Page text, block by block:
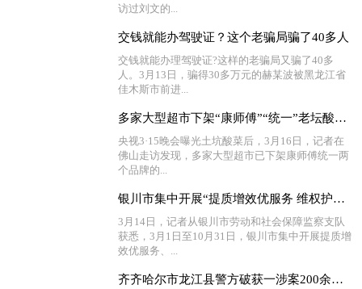
访过刘文的...
交钱就能办驾驶证？这个老骗局骗了40多人
交钱就能办理驾驶证?这样的老骗局又骗了40多
人。3月13日，骗得30多万元的赫某波被黑龙江省
佳木斯市前进...
多家大型超市下架“康师傅”“统一”老坛酸菜牛肉面
央视3·15晚会曝光土坑酸菜后，3月16日，记者在
佛山走访发现，多家大型超市已下架康师傅统一两
个品牌的...
银川市集中开展“提质增效优服务 维权护薪促稳定”活动
3月14日，记者从银川市劳动和社会保障监察支队
获悉，3月1日至10月31日，银川市集中开展提质增
效优服务、...
齐齐哈尔市龙江县警方破获一涉案200余万元的“帮信”案件